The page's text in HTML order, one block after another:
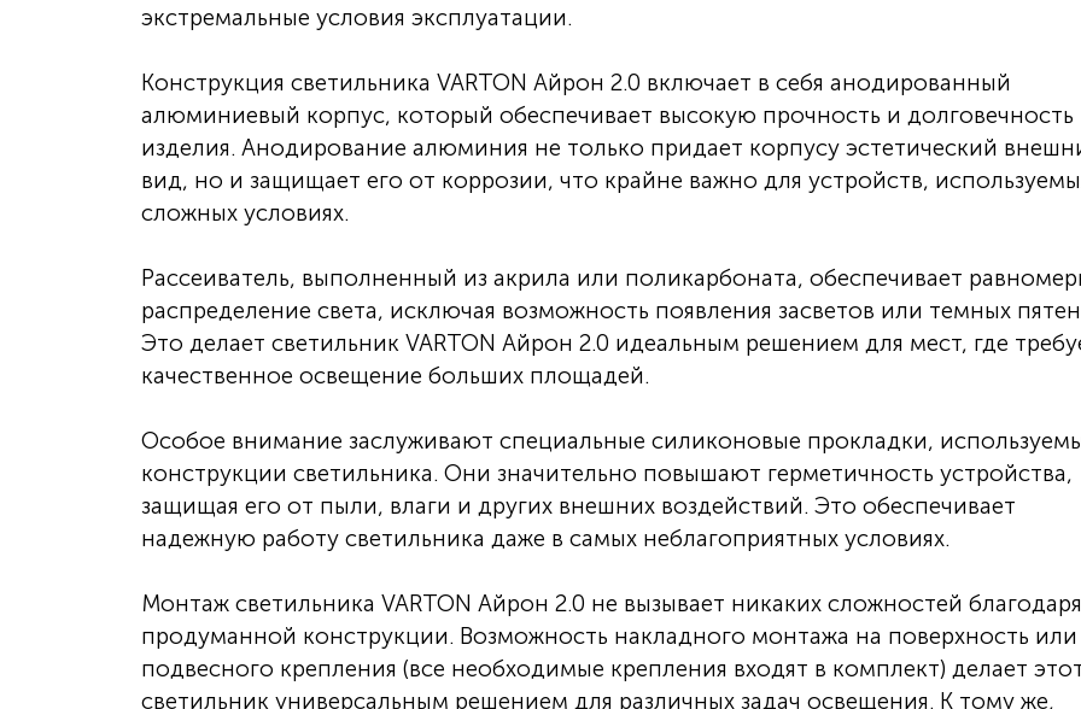
экстремальные условия эксплуатации.
Конструкция светильника VARTON Айрон 2.0 включает в себя анодированный
алюминиевый корпус, который обеспечивает высокую прочность и долговечность
изделия. Анодирование алюминия не только придает корпусу эстетический
вид, но и защищает его от коррозии, что крайне важно для устройств,
сложных условиях.
Рассеиватель, выполненный из акрила или поликарбоната, обеспечивает
распределение света, исключая возможность появления засветов или темных
Это делает светильник VARTON Айрон 2.0 идеальным решением для мест, где
качественное освещение больших площадей.
Особое внимание заслуживают специальные силиконовые прокладки,
конструкции светильника. Они значительно повышают герметичность устройства,
защищая его от пыли, влаги и других внешних воздействий. Это обеспечивает
надежную работу светильника даже в самых неблагоприятных условиях.
Монтаж светильника VARTON Айрон 2.0 не вызывает никаких сложностей благодаря
продуманной конструкции. Возможность накладного монтажа на поверхность или
подвесного крепления (все необходимые крепления входят в комплект) делает
светильник универсальным решением для различных задач освещения. К тому же,